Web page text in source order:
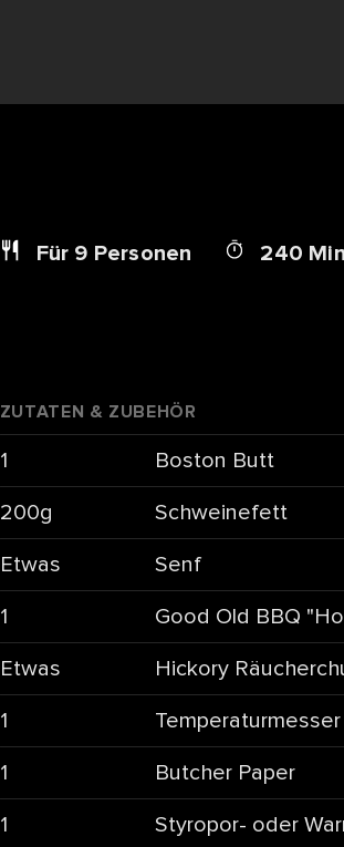
Für 9 Personen 240
ZUTATEN & ZUBEHÖR
1 Boston Butt
200g Schweinefett
Etwas Senf
1 Good Old BBQ
Etwas Hickory
1 Temperaturmesser
1 Butcher Paper
1 Styropor- oder